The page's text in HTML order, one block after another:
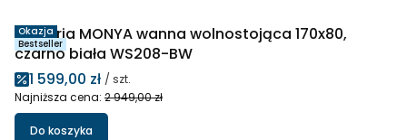
Okazja
Bestseller
Emporia MONYA wanna wolnostojąca 170x80,
czarno biała WS208-BW
Cena promocyjna
1 599,00 zł / szt.
Najniższa cena: 2 949,00 zł
Do koszyka